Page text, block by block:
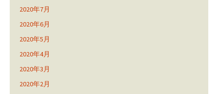
2020年7月
2020年6月
2020年5月
2020年4月
2020年3月
2020年2月